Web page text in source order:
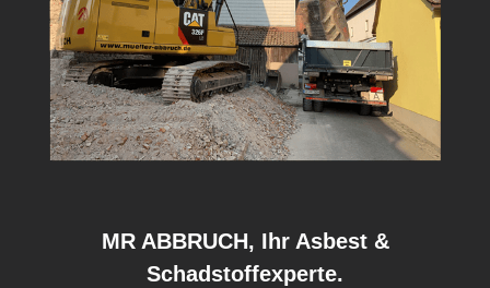
MR ABBRUCH, Ihr Asbest &
Schadstoffexperte.